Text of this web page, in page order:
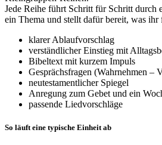
Jede Reihe führt Schritt für Schritt durch
ein Thema und stellt dafür bereit, was
klarer Ablaufvorschlag
verständlicher Einstieg mit
Bibeltext mit kurzem Impuls
Gesprächsfragen (Wahrnehmen –
neutestamentlicher Spiegel
Anregung zum Gebet und ein
passende Liedvorschläge
So läuft eine typische Einheit ab